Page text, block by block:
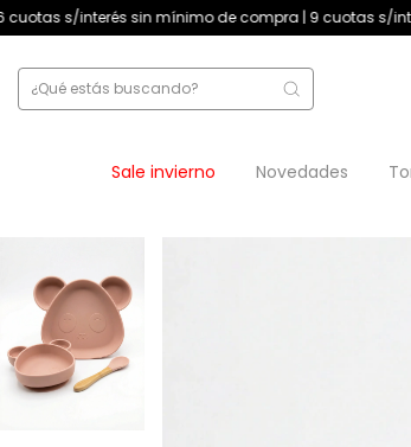
de compra | 9 cuotas s/interés +$180.000
Sale invierno Novedades